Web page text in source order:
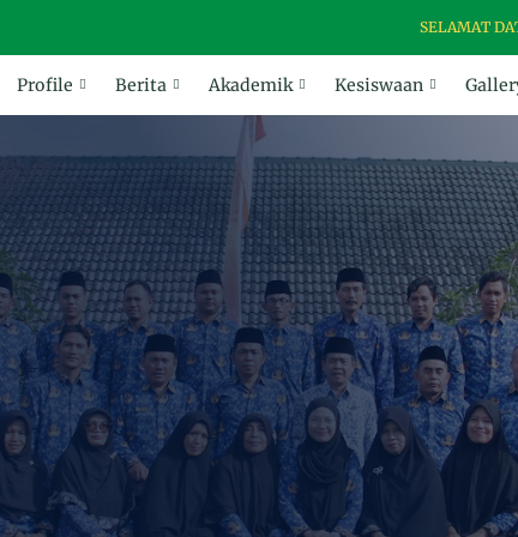
SELAMAT DATANG
Profile Berita Akademik Kesiswaan